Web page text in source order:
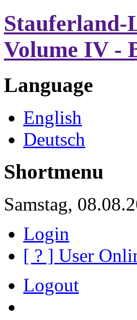
Volume IV -
Language
English
Deutsch
Shortmenu
Samstag,
Login
[ ? ] User
Logout